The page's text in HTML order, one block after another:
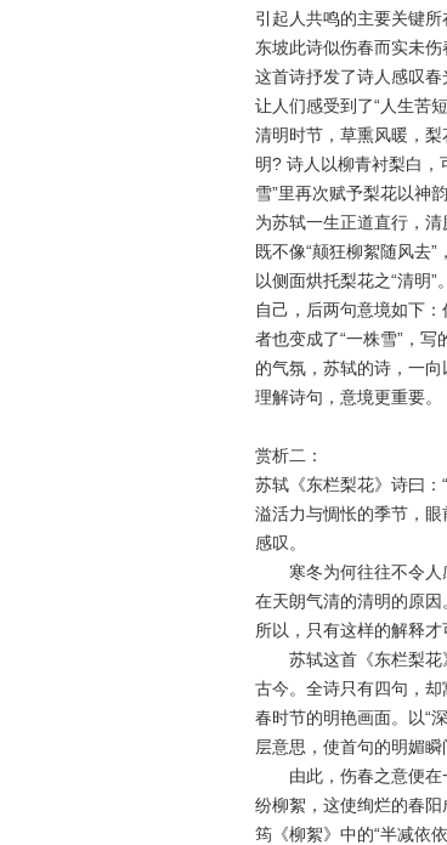
引起人共鸣的主要关键
东坡此诗似伤春而实未
这首诗抒发了诗人感叹
让人们感受到了“人生苦短
清明时节，草熏风暖，
明? 诗人以柳青衬梨白，
雪”里再次赋予梨花以神
为苏轼一生正道直行，
既不像“颠狂柳絮随风去
以侧面烘托梨花之“清明
自己，后两句意境如下
者也变成了“一株雪”，
的气氛，苏轼的诗，一
理解诗句，意境更重要。
赏析二：
苏轼《东栏梨花》诗曰
溢活力与惆怅的季节，
感叹。
寒冬为何往往不令人
在天朗气清的清明的原
所以，只有这样的解释才
苏轼这首《东栏梨花
古今。全诗只有四句，
春时节的明艳画面。以“
层意思，使首句的明媚
由此，伤春之意便在
纷柳絮，这使绚烂的春
筠《柳絮》中的“半减依